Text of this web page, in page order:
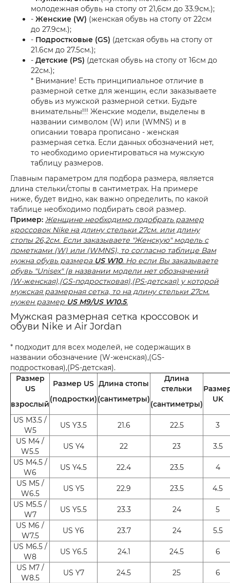
молодежная обувь на стопу от 21,6см до 33.9см.);
- Женские (W) (женская обувь на стопу от 22см
до 27.9см.);
- Подростковые (GS) (детская обувь на стопу от
21.6см до 27.5см.);
- Детские (PS) (детская обувь на стопу от 16см до
22см.);
* Внимание! Есть принципиальное отличие в
размерной сетке для женщин, если заказываете
обувь из мужской размерной сетки. Будьте
внимательны!!! Женские модели, выделены в
названии символом (W) или (WMNS) и в
описании товара прописано - женская
размерная сетка. Если данных обозначений нет,
то необходимо ориентироваться на мужскую
таблицу размеров.
Главным параметром для подбора размера, является
длина стельки/стопы в сантиметрах. На примере
ниже, будет видно, как важно определить, по какой
таблице необходимо подбирать свой размер.
Пример: Женщине необходимо подобрать размер
кроссовок Nike на длину стельки 27см. или длину
стопы 26,2см. Если заказываете "Женскую" модель с
пометками (W) или (WMNS), то согласно таблице Вам
нужна обувь размера US W10. Но если Вы заказываете
обувь "Unisex" (в названии модели нет обозначений
(W-женская),(GS-подростковая),(PS-детская) у которой
мужская размерная сетка, то на длину стельки 27см.
нужен размер US M9/US W10.5.
Мужская размерная сетка кроссовок и
обуви Nike и Air Jordan
* подходит для всех моделей, не содержащих в
названии обозначение (W-женская),(GS-
подростковая),(PS-детская).
Размер
US
взрослый
Размер US
(подростки)
Длина стопы
(сантиметры)
Длина
стельки
(сантиметры)
UK
US M3.5 /
W5
US Y3.5 21.6 22.5
3
US M4 /
W5.5
US Y4 22 23
3.5
US M4.5 /
W6
US Y4.5 22.4 23.5
4
US M5 /
W6.5
US Y5 22.9 23.5
4.5
US M5.5 /
W7
US Y5.5 23.3 24
5
US M6 /
W7.5
US Y6 23.7 24
5.5
US M6.5 /
W8
US Y6.5 24.1 24.5
6
US M7 /
W8.5
US Y7 24.5 25
6